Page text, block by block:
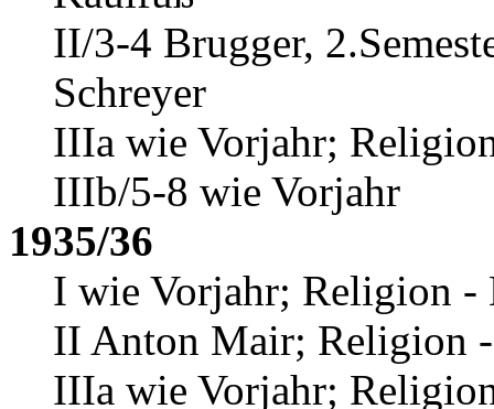
II/3-4 Brugger,
Schreyer
IIIa wie Vorjahr;
IIIb/5-8 wie Vorjahr
1935/36
I wie Vorjahr; Religion -
II Anton Mair; Religion
IIIa wie Vorjahr;